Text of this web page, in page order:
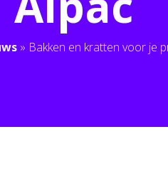
» Bakken en kratten voor je